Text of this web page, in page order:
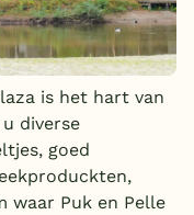
is het hart van
diverse
goed
waar Puk en Pelle